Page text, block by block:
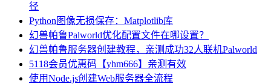
径
Python图像无损保存：Matplotlib库
幻兽帕鲁Palworld优化配置文件在哪设置？
幻兽帕鲁服务器创建教程，亲测成功32人联机Palworld
5118会员优惠码【yhm666】亲测有效
使用Node.js创建Web服务器全流程